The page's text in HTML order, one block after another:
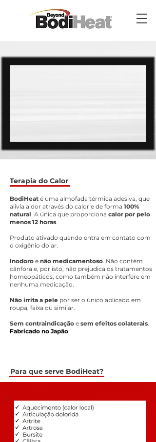
Terapia do Calor
BodiHeat é uma almofada térmica adesiva, que
alivia a dor através do calor e de forma 100%
natural. A única que proporciona calor por pelo
menos 12 horas.
Produto ativado quando entra em contato com
o oxigênio do ar.
Inodoro e não medicamentoso. Não contém
cânfora e, por isto, não prejudica os tratamentos
homeopáticos, como também não interfere em
nenhuma medicação.
Não irrita a pele por ser o único aplicado em
roupa, faixa ou similar.
Sem contraindicação e sem efeitos colaterais.
Fabricado no Japão.
Para que serve BodiHeat?